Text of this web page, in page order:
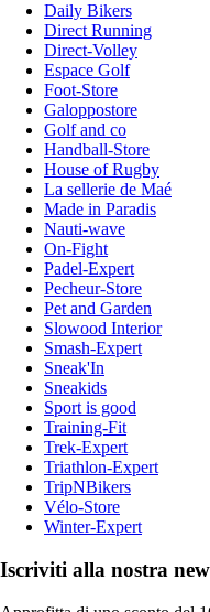
Daily Bikers
Direct Running
Direct-Volley
Espace Golf
Foot-Store
Galoppostore
Golf and co
Handball-Store
House of Rugby
La sellerie de Maé
Made in Paradis
Nauti-wave
On-Fight
Padel-Expert
Pecheur-Store
Pet and Garden
Slowood Interior
Smash-Expert
Sneak'In
Sneakids
Sport is good
Training-Fit
Trek-Expert
Triathlon-Expert
TripNBikers
Vélo-Store
Winter-Expert
Iscriviti alla nostra